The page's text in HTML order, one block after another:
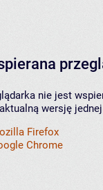
nie jest
wersję
Firefox
Chrome